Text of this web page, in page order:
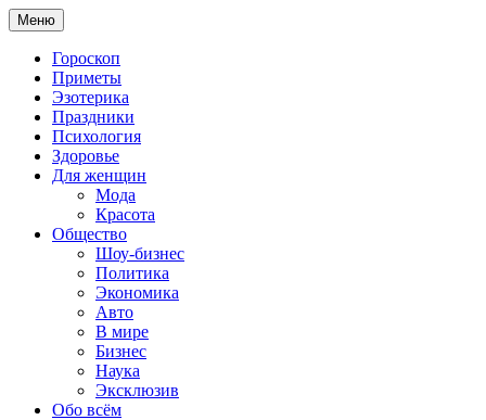
Меню
Гороскоп
Приметы
Эзотерика
Праздники
Психология
Здоровье
Для женщин
Мода
Красота
Общество
Шоу-бизнес
Политика
Экономика
Авто
В мире
Бизнес
Наука
Эксклюзив
Обо всём